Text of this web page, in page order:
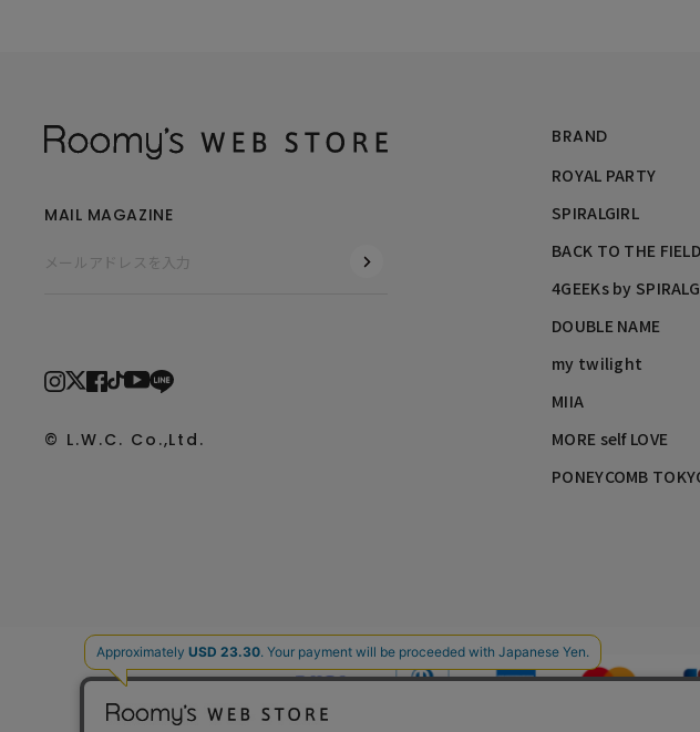
BRAND
ROYAL PARTY
SPIRALGIRL
BACK TO THE FIELD
4GEEKs by
DOUBLE NAME
my twilight
MIIA
MORE self LOVE
PONEYCOMB
MAIL MAGAZINE
© L.W.C. Co.,Ltd.